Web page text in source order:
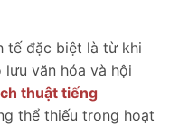
tế đặc biệt là từ khi
lưu văn hóa và hội
thuật tiếng
thể thiếu trong hoạt